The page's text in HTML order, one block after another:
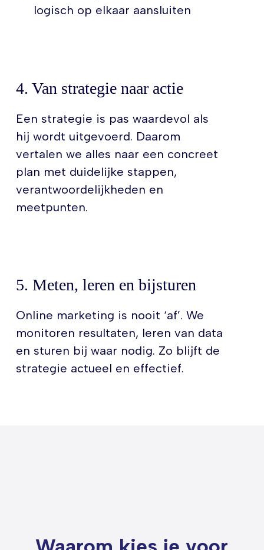
logisch op elkaar aansluiten
4. Van strategie naar actie
Een strategie is pas waardevol als
hij wordt uitgevoerd. Daarom
vertalen we alles naar een concreet
plan met duidelijke stappen,
verantwoordelijkheden en
meetpunten.
5. Meten, leren en bijsturen
Online marketing is nooit ‘af’. We
monitoren resultaten, leren van data
en sturen bij waar nodig. Zo blijft de
strategie actueel en effectief.